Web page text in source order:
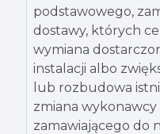
podstawowego,
dostawy, których
wymiana
instalacji albo
lub rozbudowa
zmiana wykonawcy
zamawiającego do